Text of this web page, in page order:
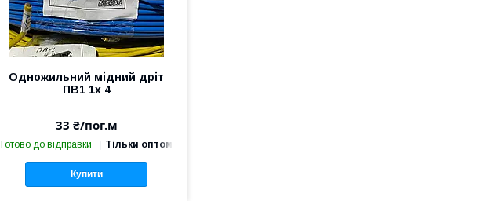
Одножильний мідний дріт
ПВ1 1х 4
33 ₴/пог.м
Готово до відправки Тільки оптом
Купити